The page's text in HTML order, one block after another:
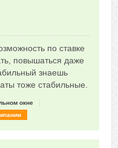
Сказать друзьям об отзыве
по ставке
повышаться даже
знаешь
тоже стабильные.
окне